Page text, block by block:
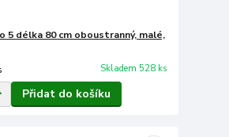
5 délka 80 cm oboustranný, malé,
Skladem 528 ks
Přidat do košíku